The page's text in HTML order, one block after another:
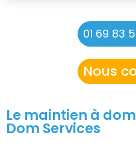
01 69 83
Nous
Le maintien à
Dom Services